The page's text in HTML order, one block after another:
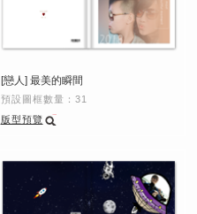
[戀人] 最美的瞬間
預設圖框數量：31
版型預覽